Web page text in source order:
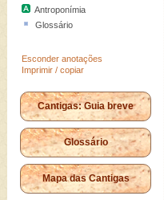
Antroponímia
Glossário
Esconder anotações
Imprimir / copiar
Cantigas: Guia breve
Glossário
Mapa das Cantigas